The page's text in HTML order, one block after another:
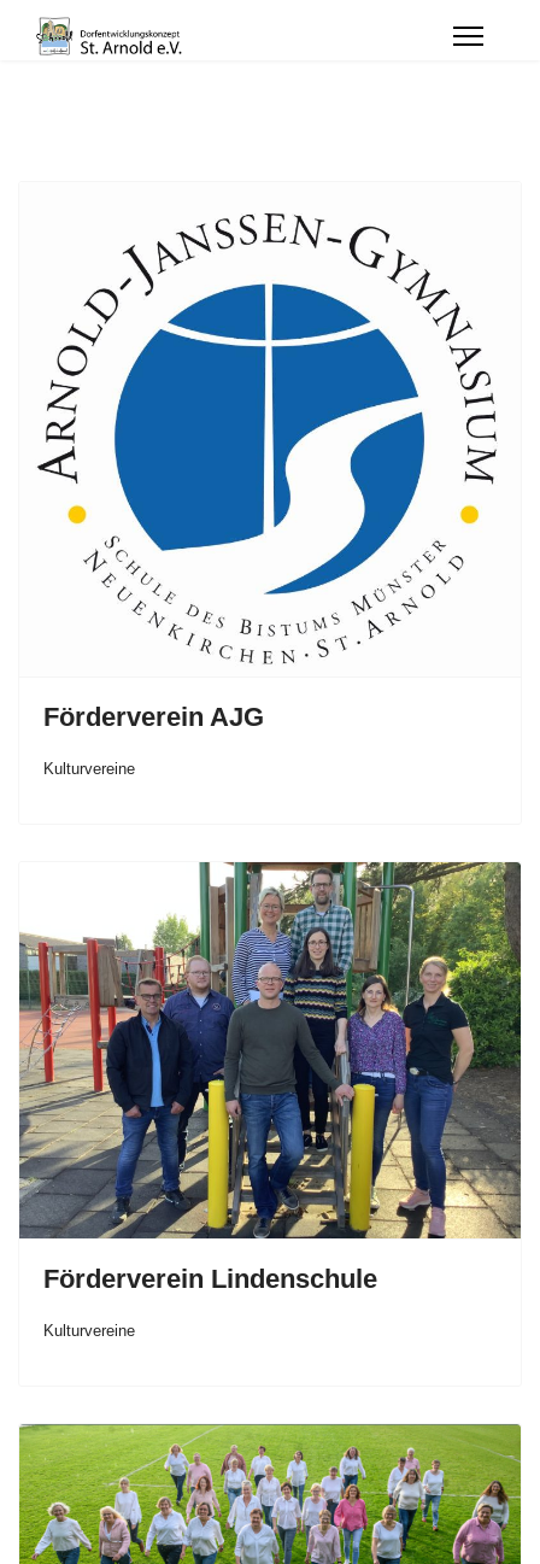
Förderverein AJG
Kulturvereine
Förderverein Lindenschule
Kulturvereine